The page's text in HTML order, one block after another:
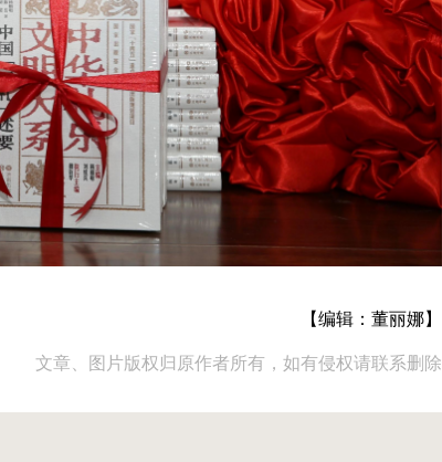
【编辑：董丽娜】
文章、图片版权归原作者所有，如有侵权请联系删除